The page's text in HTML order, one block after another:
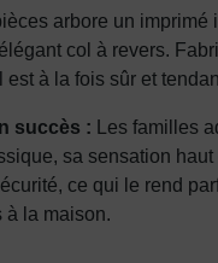
arbore un imprimé
col à revers.
est à la fois sûr et
succès : Les familles
sa sensation haut
ce qui le rend
à la maison.